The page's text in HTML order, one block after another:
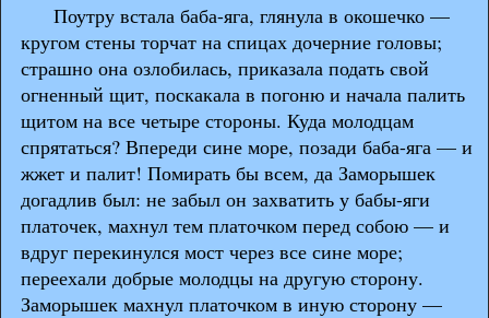
Поутру встала баба-яга, глянула в окошечко —
кругом стены торчат на спицах дочерние головы;
страшно она озлобилась, приказала подать свой
огненный щит, поскакала в погоню и начала палить
щитом на все четыре стороны. Куда молодцам
спрятаться? Впереди сине море, позади баба-яга — и
жжет и палит! Помирать бы всем, да Заморышек
догадлив был: не забыл он захватить у бабы-яги
платочек, махнул тем платочком перед собою — и
вдруг перекинулся мост через все сине море;
переехали добрые молодцы на другую сторону.
Заморышек махнул платочком в иную сторону —